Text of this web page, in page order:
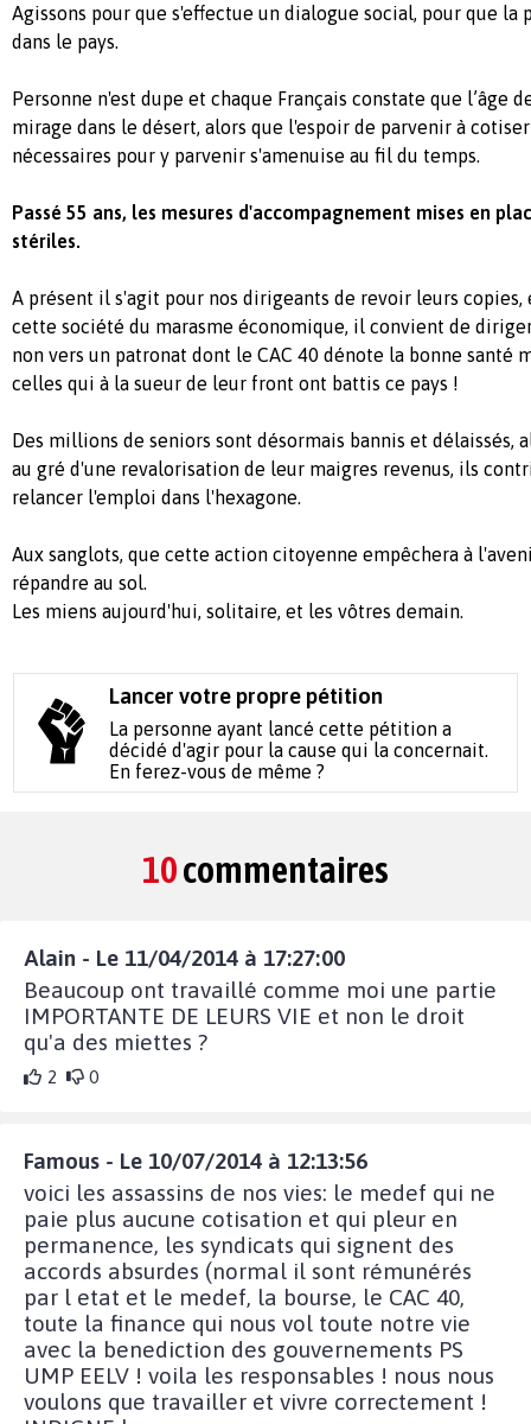
Agissons pour que s'effectue un dialogue social, pour que la
dans le pays.
Personne n'est dupe et chaque Français constate que l’âge
mirage dans le désert, alors que l'espoir de parvenir à
nécessaires pour y parvenir s'amenuise au fil du temps.
Passé 55 ans, les mesures d'accompagnement mises en
stériles.
A présent il s'agit pour nos dirigeants de revoir leurs
cette société du marasme économique, il convient de
non vers un patronat dont le CAC 40 dénote la bonne santé
celles qui à la sueur de leur front ont battis ce pays !
Des millions de seniors sont désormais bannis et délaissés,
au gré d'une revalorisation de leur maigres revenus, ils
relancer l'emploi dans l'hexagone.
Aux sanglots, que cette action citoyenne empêchera à
répandre au sol.
Les miens aujourd'hui, solitaire, et les vôtres demain.
Lancer votre propre pétition
La personne ayant lancé cette pétition a
décidé d'agir pour la cause qui la concernait.
En ferez-vous de même ?
10commentaires
Alain - Le 11/04/2014 à 17:27:00
Beaucoup ont travaillé comme moi une partie
IMPORTANTE DE LEURS VIE et non le droit
qu'a des miettes ?
2 0
Famous - Le 10/07/2014 à 12:13:56
voici les assassins de nos vies: le medef qui ne
paie plus aucune cotisation et qui pleur en
permanence, les syndicats qui signent des
accords absurdes (normal il sont rémunérés
par l etat et le medef, la bourse, le CAC 40,
toute la finance qui nous vol toute notre vie
avec la benediction des gouvernements PS
UMP EELV ! voila les responsables ! nous nous
voulons que travailler et vivre correctement !